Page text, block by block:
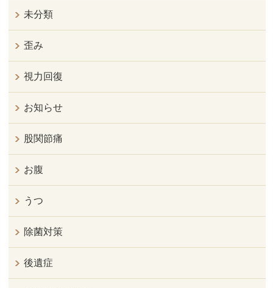
未分類
歪み
視力回復
お知らせ
股関節痛
お腹
うつ
除菌対策
後遺症